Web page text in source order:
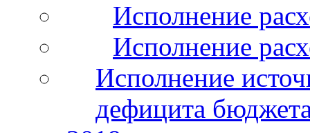
Исполнение
Исполнение
Исполнение
дефицита